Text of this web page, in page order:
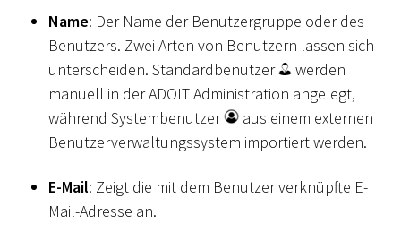
Name: Der Name der Benutzergruppe oder des
Benutzers. Zwei Arten von Benutzern lassen sich
unterscheiden. Standardbenutzer
werden
manuell in der ADOIT Administration angelegt,
während Systembenutzer
aus einem externen
Benutzerverwaltungssystem importiert werden.
E-Mail: Zeigt die mit dem Benutzer verknüpfte E-
Mail-Adresse an.